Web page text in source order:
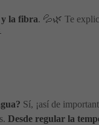
y la fibra. 💦🌿 Te
Sí, ¡así de
Desde regular la